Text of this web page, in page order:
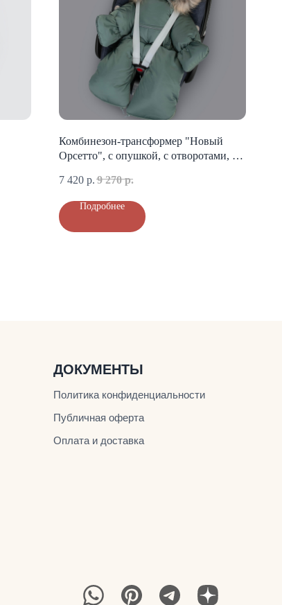
Комбинезон-трансформер "Новый
Орсетто", с опушкой, с отворотами, 3
7 420 р. 9 270 р.
Подробнее
Политика конфиденциальности
Публичная оферта
Оплата и доставка
ДОКУМЕНТЫ